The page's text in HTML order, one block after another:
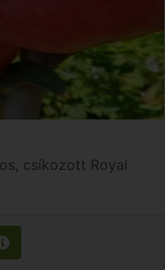
csíkozott Royal